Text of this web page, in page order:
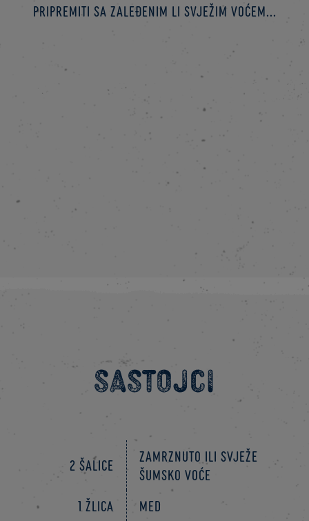
pripremiti sa zaleđenim li svježim voćem...
Sastojci
2 šalice
Zamrznuto ili svježe
šumsko voće
1 žlica
Med